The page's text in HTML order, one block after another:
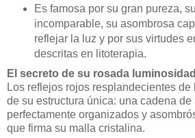
Es famosa por su gran pureza,
incomparable, su asombrosa
reflejar la luz y por sus virtudes
descritas en litoterapia.
El secreto de su rosada
Los reflejos rojos resplandecientes
de su estructura única: una cadena de
perfectamente organizados y
que firma su malla cristalina.